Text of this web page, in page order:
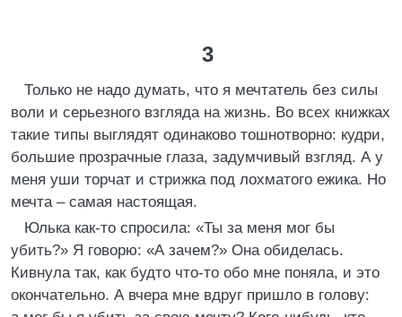
3
Только не надо думать, что я мечтатель без силы
воли и серьезного взгляда на жизнь. Во всех книжках
такие типы выглядят одинаково тошнотворно: кудри,
большие прозрачные глаза, задумчивый взгляд. А у
меня уши торчат и стрижка под лохматого ежика. Но
мечта – самая настоящая.
Юлька как-то спросила: «Ты за меня мог бы
убить?» Я говорю: «А зачем?» Она обиделась.
Кивнула так, как будто что-то обо мне поняла, и это
окончательно. А вчера мне вдруг пришло в голову: